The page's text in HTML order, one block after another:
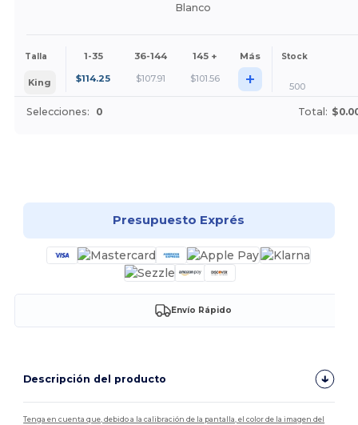
Blanco
Talla 1-35 36-144 145 + Más Stock
King $114.25 $107.91 $101.56 + 500
Selecciones: 0 Total:
Presupuesto Exprés
Envío Rápido
Descripción del producto
Tenga en cuenta que, debido a la calibración de la pantalla, el color de la imagen del